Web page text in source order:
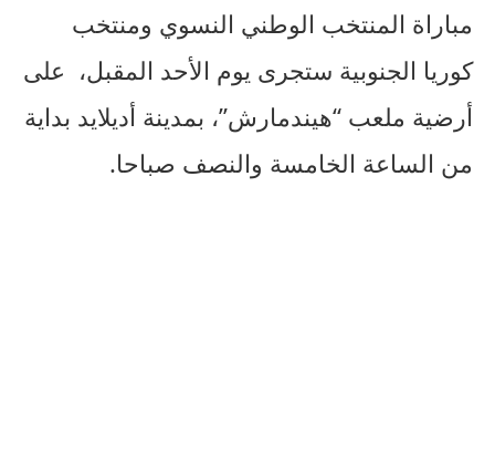
مباراة المنتخب الوطني النسوي ومنتخب
كوريا الجنوبية ستجرى يوم الأحد المقبل، على
أرضية ملعب “هيندمارش”، بمدينة أديلايد بداية
من الساعة الخامسة والنصف صباحا.